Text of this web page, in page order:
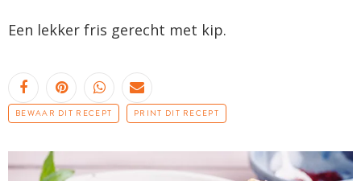
Een lekker fris gerecht met kip.
BEWAAR DIT RECEPT PRINT DIT RECEPT